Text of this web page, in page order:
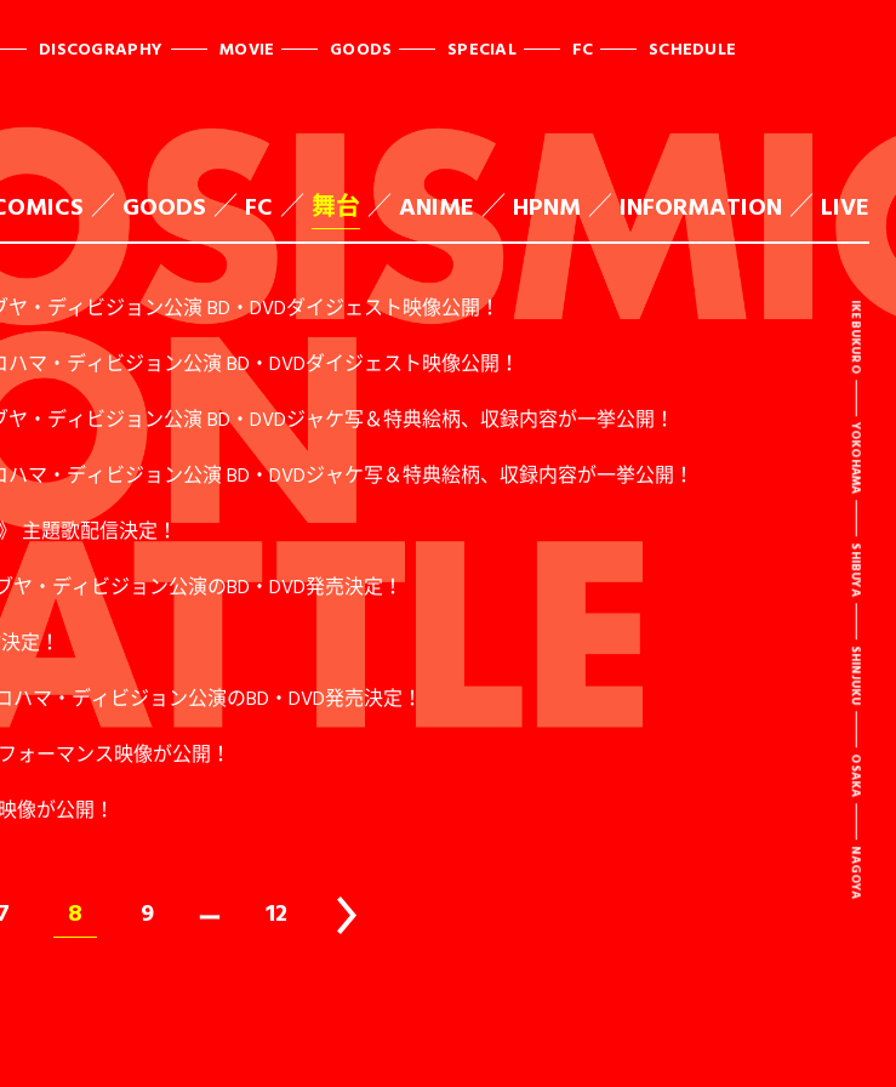
DISCOGRAPHY MOVIE GOODS SPECIAL FC SCHEDULE
GOODS FC 舞台 ANIME HPNM INFORMATION LIVE
・ディビジョン公演 BD・DVDダイジェスト映像公開！
マ・ディビジョン公演 BD・DVDダイジェスト映像公開！
・ディビジョン公演 BD・DVDジャケ写＆特典絵柄、収録内容が一挙公開！
マ・ディビジョン公演 BD・DVDジャケ写＆特典絵柄、収録内容が一挙公開！
主題歌配信決定！
・ディビジョン公演のBD・DVD発売決定！
定！
マ・ディビジョン公演のBD・DVD発売決定！
ォーマンス映像が公開！
像が公開！
8 9 ー 12
IKEBUKURO
YOKOHAMA
SHIBUYA
SHINJUKU
OSAKA
NAGOYA